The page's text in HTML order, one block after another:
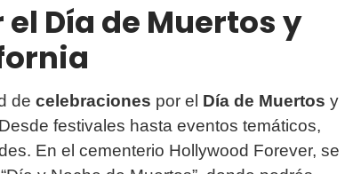
Día de Muertos y
de celebraciones por el Día de Muertos y
festivales hasta eventos temáticos,
En el cementerio Hollywood Forever, se